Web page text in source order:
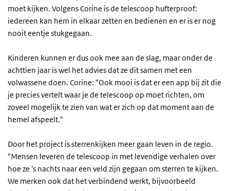
moet kijken. Volgens Corine is de telescoop hufterproof:
iedereen kan hem in elkaar zetten en bedienen en er is er nog
nooit eentje stukgegaan.
Kinderen kunnen er dus ook mee aan de slag, maar onder de
achttien jaar is wel het advies dat ze dit samen met een
volwassene doen. Corine: "Ook mooi is dat er een app bij zit die
je precies vertelt waar je de telescoop op moet richten, om
zoveel mogelijk te zien van wat er zich op dat moment aan de
hemel afspeelt."
Door het project is sterrenkijken meer gaan leven in de regio.
"Mensen leveren de telescoop in met levendige verhalen over
hoe ze 's nachts naar een veld zijn gegaan om sterren te kijken.
We merken ook dat het verbindend werkt, bijvoorbeeld